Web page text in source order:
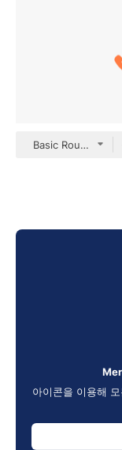
Basic Rounded
아이콘을 이용해